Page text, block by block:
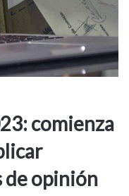
comienza
de opinión